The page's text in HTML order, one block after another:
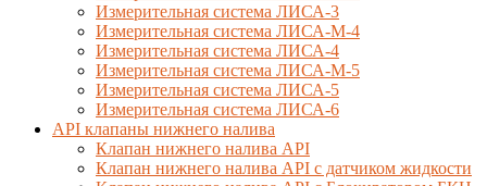
Измерительная система ЛИСА-3
Измерительная система ЛИСА-М-4
Измерительная система ЛИСА-4
Измерительная система ЛИСА-М-5
Измерительная система ЛИСА-5
Измерительная система ЛИСА-6
API клапаны нижнего налива
Клапан нижнего налива API
Клапан нижнего налива API с датчиком жидкости